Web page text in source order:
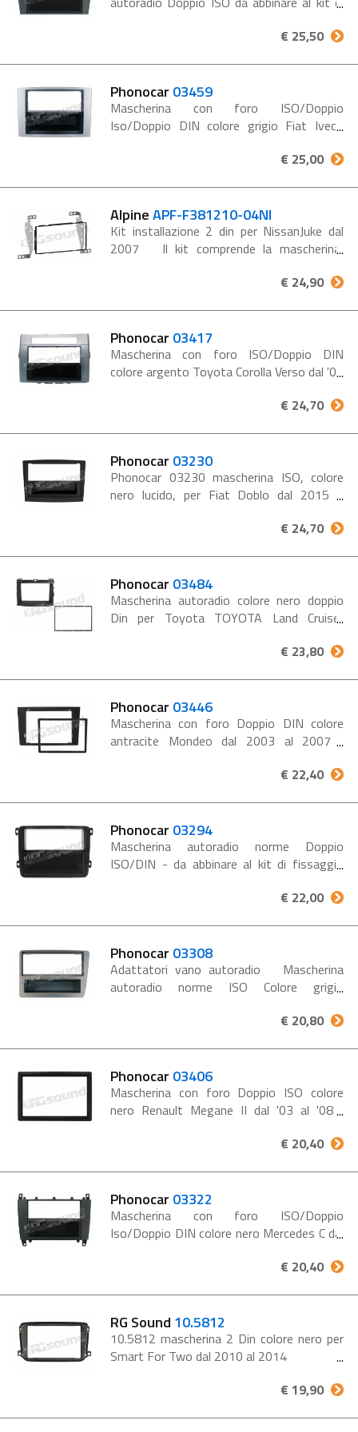
oggetti asportabile Conf. 1 pz. JAGUAR X-S
€ 25,50
Phonocar 03459
Mascherina con foro ISO/Doppio
Iso/Doppio DIN colore grigio Fiat Iveco
autoradio da abbinare al kit di fissaggio
€ 25,00
AlpineAPF-F381210-04NI
Kit installazione 2 din per NissanJuke dal
2007 Il kit comprende la mascherina,
€ 24,90
Phonocar 03417
Mascherina con foro ISO/Doppio DIN
colore argento Toyota Corolla Verso dal '07
- da abbinare al kit di fissaggio 03600
€ 24,70
Phonocar 03230
Phonocar 03230 mascherina ISO, colore
nero lucido, per Fiat Doblo dal 2015 e
€ 24,70
Phonocar 03484
Mascherina autoradio colore nero doppio
Din per Toyota TOYOTA Land Cruiser
Per l'installazione di sorgenti / monitor
€ 23,80
Phonocar 03446
Mascherina con foro Doppio DIN colore
antracite Mondeo dal 2003 al 2007
Conf. 1 set FORD MONDEO ‘03>‘07 Per
€ 22,40
Phonocar 03294
Mascherina autoradio norme Doppio
ISO/DIN - da abbinare al kit di fissaggio
navigatore Colore nero Porta oggetti
€ 22,00
Phonocar 03308
Adattatori vano autoradio Mascherina
autoradio norme ISO Colore grigio
automatico Conf. 1 pz. HONDA Civic
€ 20,80
Phonocar 03406
Mascherina con foro Doppio ISO colore
nero Renault Megane II dal '03 al '08
abbinare al kit di fissaggio 3/510 Colore
€ 20,40
Phonocar 03322
Mascherina con foro ISO/Doppio
Iso/Doppio DIN colore nero Mercedes C dal
autoradio norme ISO/ Doppio Din Colore
€ 20,40
RG Sound 10.5812
10.5812 mascherina 2 Din colore nero per
Smart For Two dal 2010 al 2014
€ 19,90